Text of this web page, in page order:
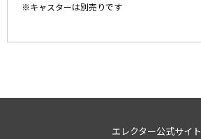
※キャスターは別売りです
エレクター公式サイト